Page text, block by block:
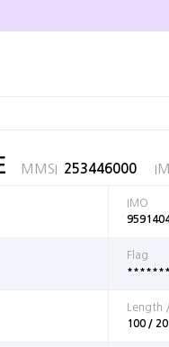
MMSI 253446000
IMO
Flag
Length
100 /